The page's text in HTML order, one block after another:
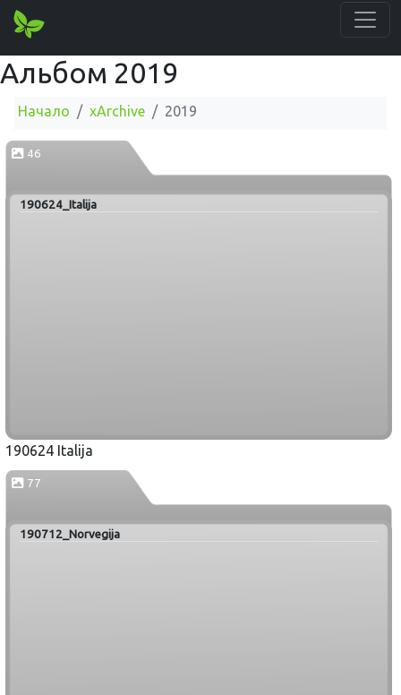
Альбом 2019
Начало xArchive 2019
46
190624_Italija
190624 Italija
77
190712_Norvegija